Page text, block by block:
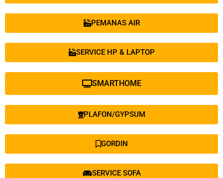
PEMANAS AIR
SERVICE HP & LAPTOP
SMARTHOME
PLAFON/GYPSUM
GORDIN
SERVICE SOFA